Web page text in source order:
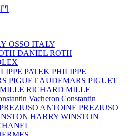
OSSO ITALY
DANIEL ROTH
PATEK PHILIPPE
AUDEMARS PIGUET
RICHARD MILLE
Vacheron Constantin
ANTOINE PREZIUSO
HARRY WINSTON